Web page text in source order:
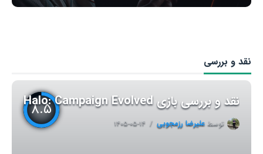
نقد و بررسی
۸.۵ نقد و بررسی بازی Halo: Campaign Evolved
توسط علیرضا رزمجویی ۱۴۰۵-۰۵-۱۴